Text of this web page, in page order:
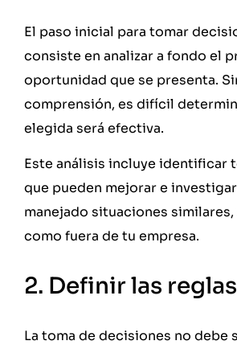
El paso inicial para tomar
consiste en analizar a fondo el
oportunidad que se presenta.
comprensión, es difícil
elegida será efectiva.
Este análisis incluye identificar
que pueden mejorar e
manejado situaciones
como fuera de tu empresa.
2. Definir las reglas
La toma de decisiones no debe